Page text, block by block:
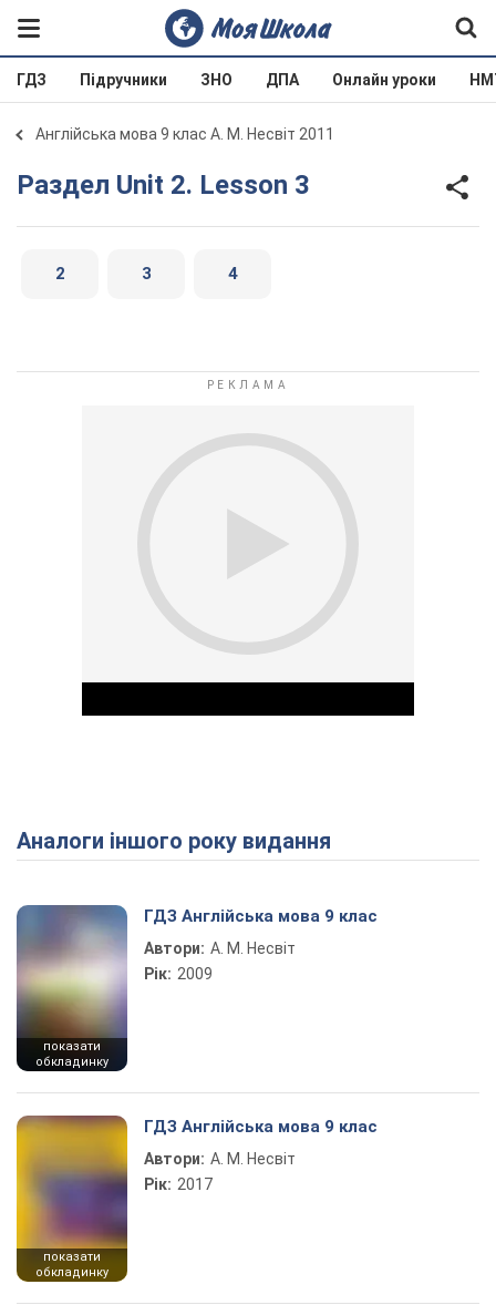
ГДЗ Підручники ЗНО ДПА Онлайн уроки
Англійська мова 9 клас А. М. Несвіт 2011
Раздел Unit 2. Lesson 3
2 3 4
Play Video
Аналоги іншого року видання
показати
обкладинку
ГДЗ Англійська мова 9 клас
Автори: А. М. Несвіт
Рік: 2009
показати
обкладинку
ГДЗ Англійська мова 9 клас
Автори: А. М. Несвіт
Рік: 2017